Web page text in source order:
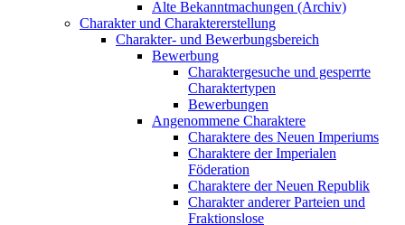
Alte Bekanntmachungen (Archiv)
Charakter und Charaktererstellung
Charakter- und Bewerbungsbereich
Bewerbung
Charaktergesuche und gesperrte
Charaktertypen
Bewerbungen
Angenommene Charaktere
Charaktere des Neuen Imperiums
Charaktere der Imperialen
Föderation
Charaktere der Neuen Republik
Charakter anderer Parteien und
Fraktionslose